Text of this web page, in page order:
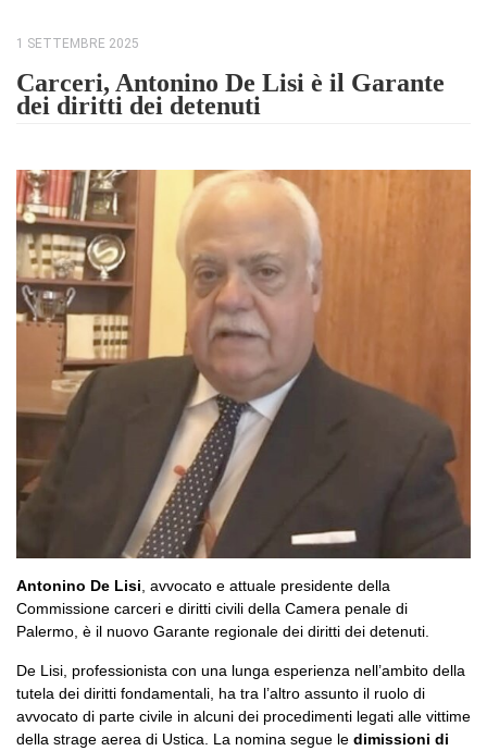
1 SETTEMBRE 2025
Carceri, Antonino De Lisi è il Garante
dei diritti dei detenuti
Antonino De Lisi , avvocato e attuale presidente della
Commissione carceri e diritti civili della Camera penale di
Palermo, è il nuovo Garante regionale dei diritti dei detenuti.
De Lisi, professionista con una lunga esperienza nell’ambito della
tutela dei diritti fondamentali, ha tra l’altro assunto il ruolo di
avvocato di parte civile in alcuni dei procedimenti legati alle vittime
della strage aerea di Ustica. La nomina segue le dimissioni di